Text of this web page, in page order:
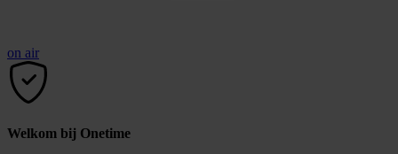
on air
Welkom bij Onetime